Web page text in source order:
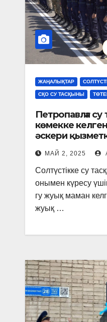
ЖАҢАЛЫҚТАР
СҚО СУ ТАСҚЫНЫ
Петропавлға
көмекке
әскери
МАЙ 2, 2025
Солтүстікке су
онымен күресу
гу жуық маман
жуық …